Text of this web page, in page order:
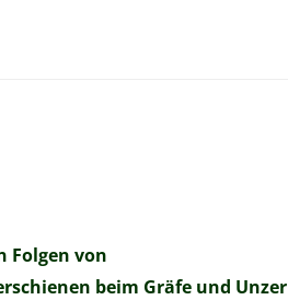
Folgen von
beim Gräfe und Unzer